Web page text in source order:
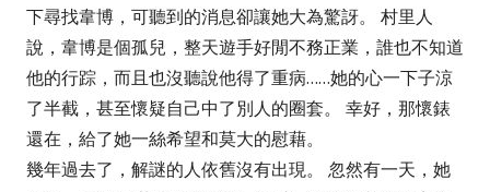
下尋找韋博，可聽到的消息卻讓她大為驚訝。 村里人
說，韋博是個孤兒，整天遊手好閒不務正業，誰也不知道
他的行踪，而且也沒聽說他得了重病……她的心一下子涼
了半截，甚至懷疑自己中了別人的圈套。 幸好，那懷錶
還在，給了她一絲希望和莫大的慰藉。
幾年過去了，解謎的人依舊沒有出現。 忽然有一天，她